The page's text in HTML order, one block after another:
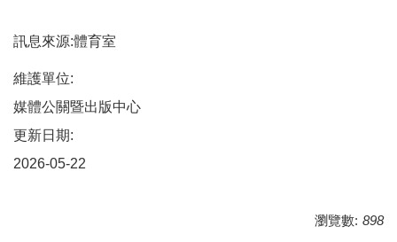
訊息來源:體育室
維護單位:
媒體公關暨出版中心
更新日期:
2026-05-22
瀏覽數: 898